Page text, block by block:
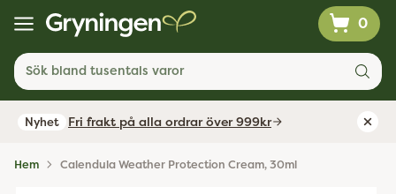
0
Sök bland tusentals varor
Nyhet Fri frakt på alla ordrar över 999kr
Hem Calendula Weather Protection Cream, 30ml